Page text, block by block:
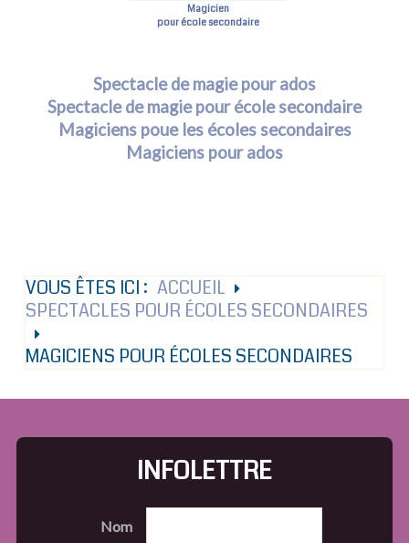
Magicien
pour école secondaire
Spectacle de magie pour ados
Spectacle de magie pour école secondaire
Magiciens poue les écoles secondaires
Magiciens pour ados
VOUS ÊTES ICI : ACCUEIL
SPECTACLES POUR ÉCOLES SECONDAIRES
MAGICIENS POUR ÉCOLES SECONDAIRES
INFOLETTRE
Nom